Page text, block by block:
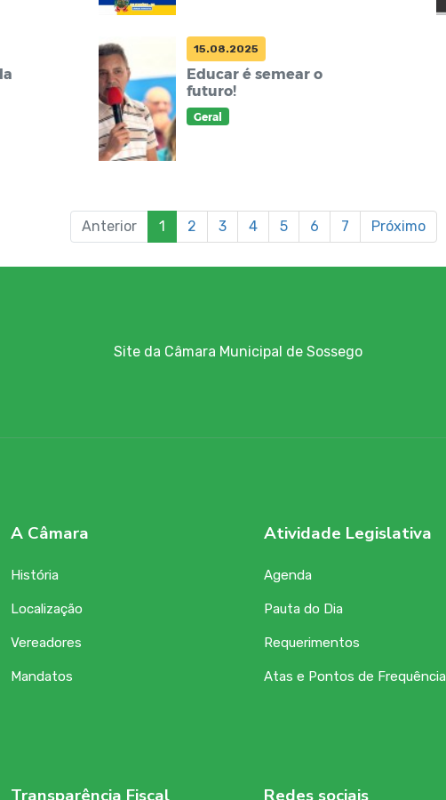
15.08.2025
Educar é semear o
futuro!
Geral
Anterior 1 2 3 4 5 6 7 Próximo
Site da Câmara Municipal de Sossego
A Câmara
História
Localização
Vereadores
Mandatos
Atividade Legislativa
Agenda
Pauta do Dia
Requerimentos
Atas e Pontos de Frequência
Transparência Fiscal Redes sociais